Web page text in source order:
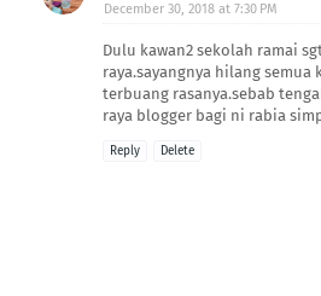
December 30, 2018 at 7:30 PM
Dulu kawan2 sekolah ramai
raya.sayangnya hilang semua
terbuang rasanya.sebab
raya blogger bagi ni rabia
Reply Delete